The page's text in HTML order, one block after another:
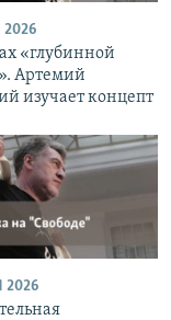
«глубинной
Артемий
изучает концепт